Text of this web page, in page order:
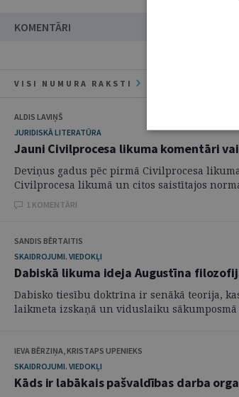
KOMENTĀRI
VISI NUMURA RAKSTI
ALDIS LAVIŅŠ
JURIDISKĀ LITERATŪRA
Jauni Civilprocesa likuma komentāri
Deviņus gadus pēc pirmā Civilprocesa
Civilprocesa likumā un citos saistītajos
1 KOMENTĀRI
SANDIS BĒRTAITIS
SKAIDROJUMI. VIEDOKĻI
Dabiskā likuma ideja Augustīna
Dabisko tiesību doktrīna ir senākā teorija,
laikmeta izskaņā un viduslaiku
IEVA BĒRZIŅA, KRISTAPS UPENIEKS
SKAIDROJUMI. VIEDOKĻI
Kāds ir labākais pašvaldības darba